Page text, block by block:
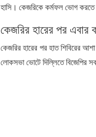
হাসি। কেজরিকে কর্মফল ভোগ
কেজরির হারের পর এবার
কেজরির হারের পর হাত শিবিরের
লোকসভা ভোটে দিল্লিতে